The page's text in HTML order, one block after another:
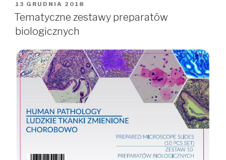
OPUBLIKOWANE
W
13 GRUDNIA 2018
Tematyczne zestawy preparatów
biologicznych